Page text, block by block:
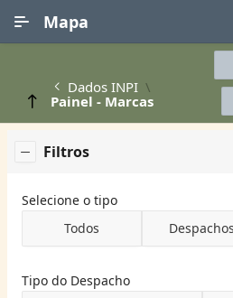
Mapa
Dados INPI
Painel - Marcas
Filtros
Selecione o tipo
Todos
Despachos
Tipo do Despacho